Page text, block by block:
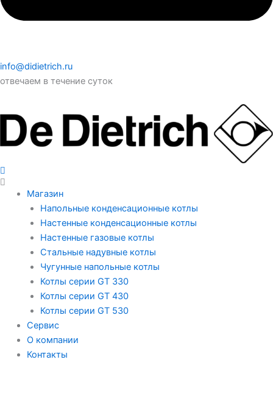
info@didietrich.ru
отвечаем в течение суток
Магазин
Напольные конденсационные котлы
Настенные конденсационные котлы
Настенные газовые котлы
Стальные надувные котлы
Чугунные напольные котлы
Котлы серии GT 330
Котлы серии GT 430
Котлы серии GT 530
Сервис
О компании
Контакты